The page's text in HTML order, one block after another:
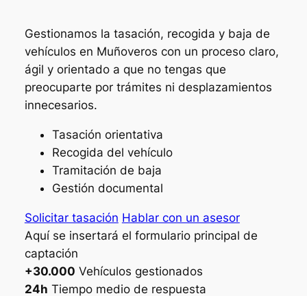
Gestionamos la tasación, recogida y baja de
vehículos en Muñoveros con un proceso claro,
ágil y orientado a que no tengas que
preocuparte por trámites ni desplazamientos
innecesarios.
Tasación orientativa
Recogida del vehículo
Tramitación de baja
Gestión documental
Solicitar tasación Hablar con un asesor
Aquí se insertará el formulario principal de
captación
+30.000 Vehículos gestionados
24h Tiempo medio de respuesta